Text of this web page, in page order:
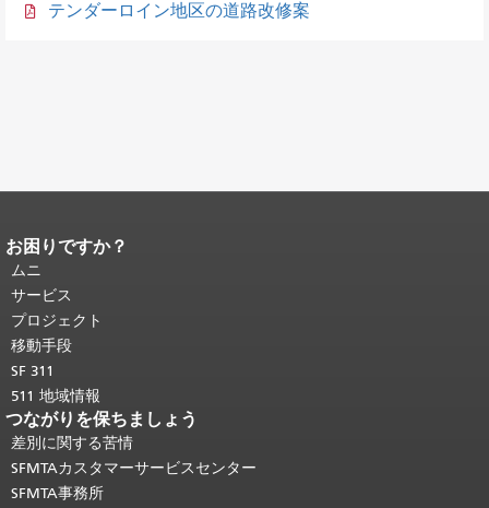
テンダーロイン地区の道路改修案
ページコンテンツの終わり。
ジの残りの部分はすべてのページで繰
り返されます。
頭に戻る。
お困りですか？
ムニ
サービス
プロジェクト
移動手段
SF 311
511 地域情報
つながりを保ちましょう
差別に関する苦情
SFMTAカスタマーサービスセンター
SFMTA事務所